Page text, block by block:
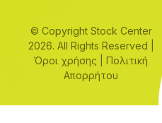
© Copyright Stock Center
2026. All Rights Reserved |
Όροι χρήσης
Πολιτική
Απορρήτου